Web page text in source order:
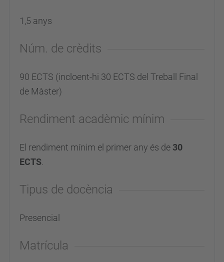
1,5 anys
Núm. de crèdits
90 ECTS (incloent-hi 30 ECTS del Treball Final
de Màster)
Rendiment acadèmic mínim
El rendiment mínim el primer any és de 30
ECTS
Tipus de docència
Presencial
Matrícula